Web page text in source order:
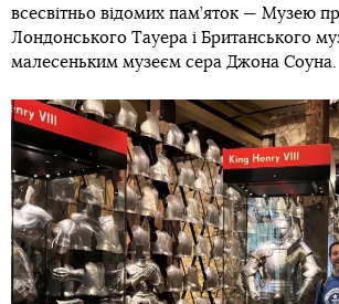
всесвітньо відомих пам’яток — Музею
Лондонського Тауера і Британського
малесеньким музеєм сера Джона Соуна.